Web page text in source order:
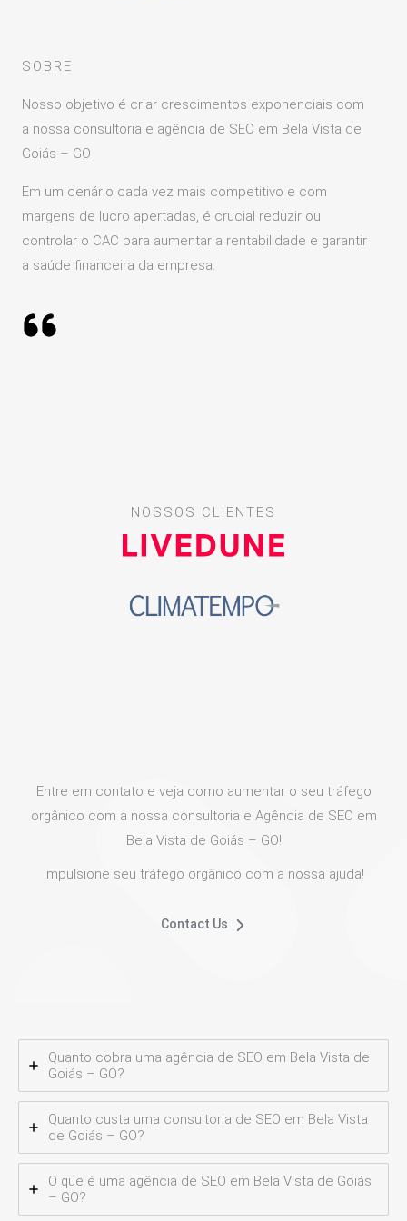
SOBRE
Nosso objetivo é criar crescimentos exponenciais com
a nossa consultoria e agência de SEO em Bela Vista de
Goiás – GO
Em um cenário cada vez mais competitivo e com
margens de lucro apertadas, é crucial reduzir ou
controlar o CAC para aumentar a rentabilidade e garantir
a saúde financeira da empresa.
NOSSOS CLIENTES
Entre em contato e veja como aumentar o seu tráfego
orgânico com a nossa consultoria e Agência de SEO em
Bela Vista de Goiás – GO!
Impulsione seu tráfego orgânico com a nossa ajuda!
Contact Us
Quanto cobra uma agência de SEO em Bela Vista de
Goiás – GO?
Quanto custa uma consultoria de SEO em Bela Vista
de Goiás – GO?
O que é uma agência de SEO em Bela Vista de Goiás
– GO?